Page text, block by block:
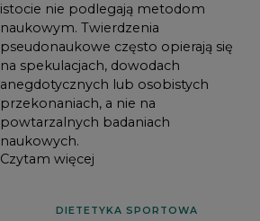
istocie nie podlegają metodom
naukowym. Twierdzenia
pseudonaukowe często opierają się
na spekulacjach, dowodach
anegdotycznych lub osobistych
przekonaniach, a nie na
powtarzalnych badaniach
naukowych.
Czytam więcej
DIETETYKA SPORTOWA